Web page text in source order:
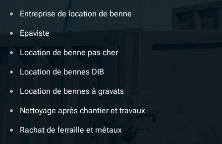
Entreprise de location de benne
Epaviste
Location de benne pas cher
Location de bennes DIB
Location de bennes à gravats
Nettoyage après chantier et travaux
Rachat de ferraille et métaux